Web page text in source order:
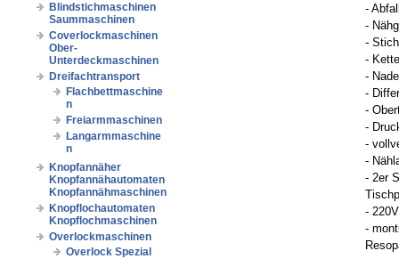
Blindstichmaschinen
Saummaschinen
Coverlockmaschinen
Ober-
Unterdeckmaschinen
Dreifachtransport
Flachbettmaschine
n
Freiarmmaschinen
Langarmmaschine
n
Knopfannäher
Knopfannähautomaten
Knopfannähmaschinen
Knopflochautomaten
Knopflochmaschinen
Overlockmaschinen
Overlock Spezial
-
-
-
-
-
-
-
-
-
-
- 2er
-
-